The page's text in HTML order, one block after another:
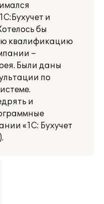
и
бы
квалификацию
–
Были даны
по
и
«1С: Бухучет